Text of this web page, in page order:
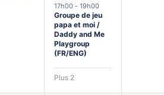
17h00 - 19h00
Groupe de jeu
papa et moi /
Daddy and Me
Playgroup
(FR/ENG)
Plus 2